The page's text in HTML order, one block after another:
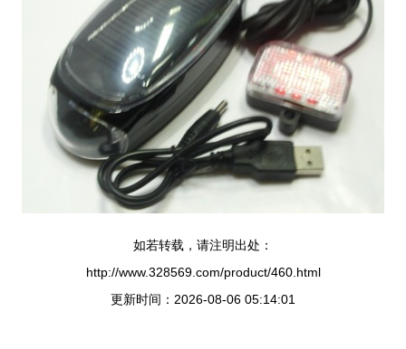
如若转载，请注明出处：
http://www.328569.com/product/460.html
更新时间：2026-08-06 05:14:01